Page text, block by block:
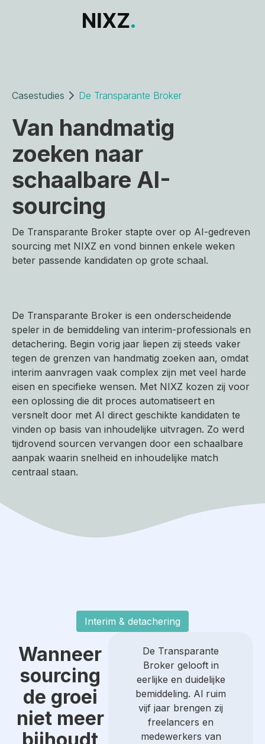
Casestudies De Transparante Broker
Van handmatig
zoeken naar
schaalbare AI-
sourcing
De Transparante Broker stapte over op AI-gedreven
sourcing met NIXZ en vond binnen enkele weken
beter passende kandidaten op grote schaal.
De Transparante Broker is een onderscheidende
speler in de bemiddeling van interim-professionals en
detachering. Begin vorig jaar liepen zij steeds vaker
tegen de grenzen van handmatig zoeken aan, omdat
interim aanvragen vaak complex zijn met veel harde
eisen en specifieke wensen. Met NIXZ kozen zij voor
een oplossing die dit proces automatiseert en
versnelt door met AI direct geschikte kandidaten te
vinden op basis van inhoudelijke uitvragen. Zo werd
tijdrovend sourcen vervangen door een schaalbare
aanpak waarin snelheid en inhoudelijke match
centraal staan.
Interim & detachering
Wanneer
sourcing
de groei
niet meer
De Transparante
Broker gelooft in
eerlijke en duidelijke
bemiddeling. Al ruim
vijf jaar brengen zij
freelancers en
medewerkers van